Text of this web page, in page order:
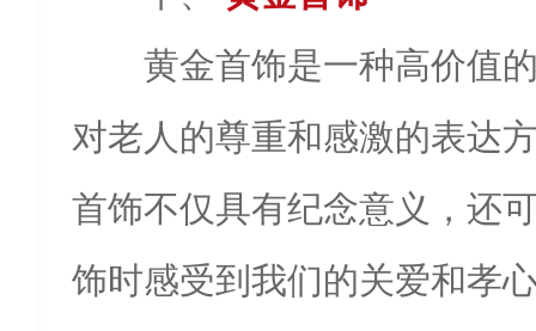
黄金首饰是一种高价值
对老人的尊重和感激的表达
首饰不仅具有纪念意义，还
饰时感受到我们的关爱和孝